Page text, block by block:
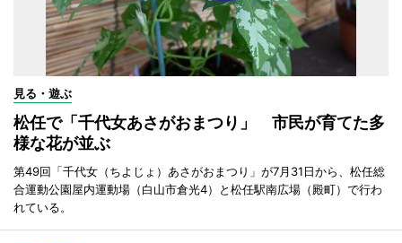
見る・遊ぶ
松任で「千代女あさがおまつり」 市民が育てた多
様な花が並ぶ
第49回「千代女（ちよじょ）あさがおまつり」が7月31日から、松任総
合運動公園屋内運動場（白山市倉光4）と松任駅南広場（殿町）で行わ
れている。